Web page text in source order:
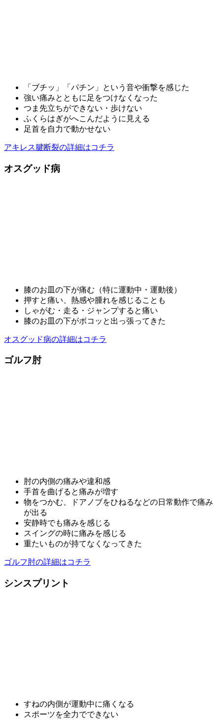
「ブチッ」「パチン」という音や衝撃を感じた
強い痛みとともに足をつけなくなった
つま先立ちができない・歩けない
ふくらはぎがへこんだように見える
足首を自力で動かせない
アキレス腱断裂の詳細はコチラ
オスグッド病
膝のお皿の下が痛む（特に運動中・運動後）
押すと痛い、熱感や腫れを感じることも
しゃがむ・走る・ジャンプすると痛い
膝のお皿の下がボコッと出っ張ってきた
オスグッド病の詳細はコチラ
ゴルフ肘
肘の内側の痛みや違和感
手首を曲げると痛みが増す
物をつかむ、ドアノブをひねるなどの日常動作で痛み
が出る
安静時でも痛みを感じる
スイングの時に痛みを感じる
重たいものが持てなくなってきた
ゴルフ肘の詳細はコチラ
シンスプリント
すねの内側が運動中に痛くなる
スポーツを全力でできない